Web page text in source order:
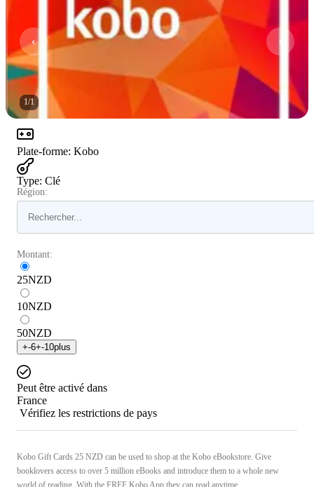
1/1
Plate-forme: Kobo
Type: Clé
Région:
Montant:
25NZD
10NZD
50NZD
+-6+-10plus
Peut être activé dans
France
Vérifiez les restrictions de pays
Kobo Gift Cards 25 NZD can be used to shop at the Kobo eBookstore. Give
booklovers access to over 5 million eBooks and introduce them to a whole new
world of reading. With the FREE Kobo App they can read anytime, ...